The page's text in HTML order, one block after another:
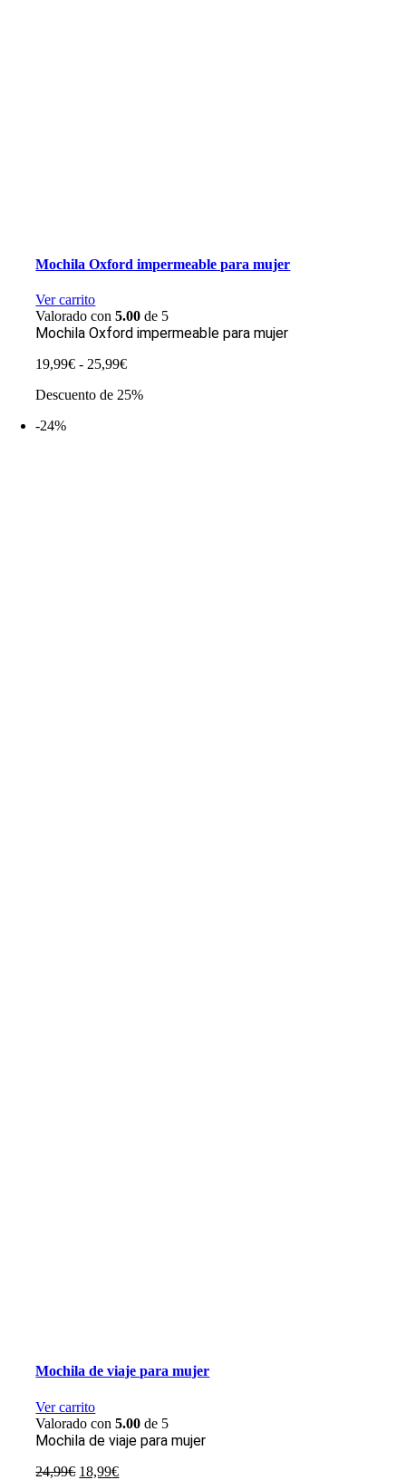
Mochila Oxford impermeable para mujer
Ver carrito
Valorado con5.00 de 5
Mochila Oxford impermeable para mujer
19,99€ - 25,99€Rango
precios:
Descuento de 25%
-24%
Mochila de viaje para mujer
Ver carrito
Valorado con5.00 de 5
Mochila de viaje para mujer
24,99€ El
18,99€El